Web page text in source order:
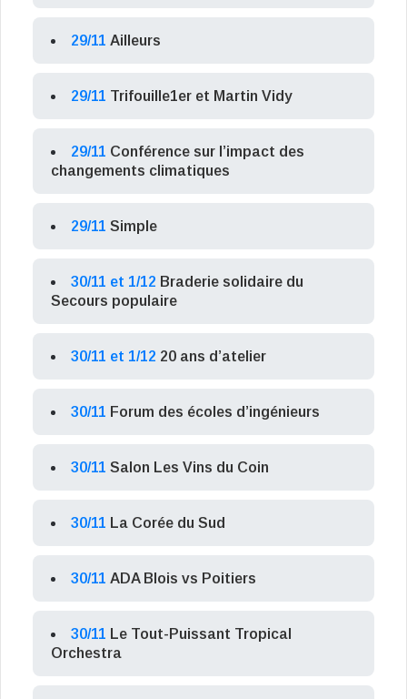
29/11 Ailleurs
29/11 Trifouille1er et Martin Vidy
29/11 Conférence sur l’impact des
changements climatiques
29/11 Simple
30/11 et 1/12 Braderie solidaire du
Secours populaire
30/11 et 1/12 20 ans d’atelier
30/11 Forum des écoles d’ingénieurs
30/11 Salon Les Vins du Coin
30/11 La Corée du Sud
30/11 ADA Blois vs Poitiers
30/11 Le Tout-Puissant Tropical
Orchestra